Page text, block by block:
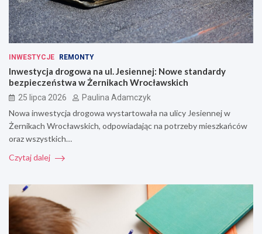
INWESTYCJE REMONTY
Inwestycja drogowa na ul. Jesiennej: Nowe standardy
bezpieczeństwa w Żernikach Wrocławskich
25 lipca 2026 Paulina Adamczyk
Nowa inwestycja drogowa wystartowała na ulicy Jesiennej w
Żernikach Wrocławskich, odpowiadając na potrzeby mieszkańców
oraz wszystkich…
Czytaj dalej